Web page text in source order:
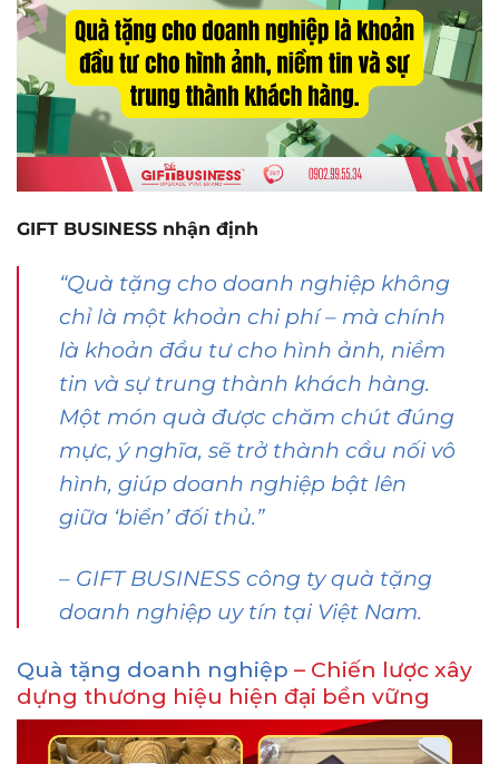
GIFT BUSINESS nhận định
“Quà tặng cho doanh nghiệp không
chỉ là một khoản chi phí – mà chính
là khoản đầu tư cho hình ảnh, niềm
tin và sự trung thành khách hàng.
Một món quà được chăm chút đúng
mực, ý nghĩa, sẽ trở thành cầu nối vô
hình, giúp doanh nghiệp bật lên
giữa ‘biển’ đối thủ.”
– GIFT BUSINESS công ty quà tặng
doanh nghiệp uy tín tại Việt Nam.
Quà tặng doanh nghiệp – Chiến lược xây
dựng thương hiệu hiện đại bền vững